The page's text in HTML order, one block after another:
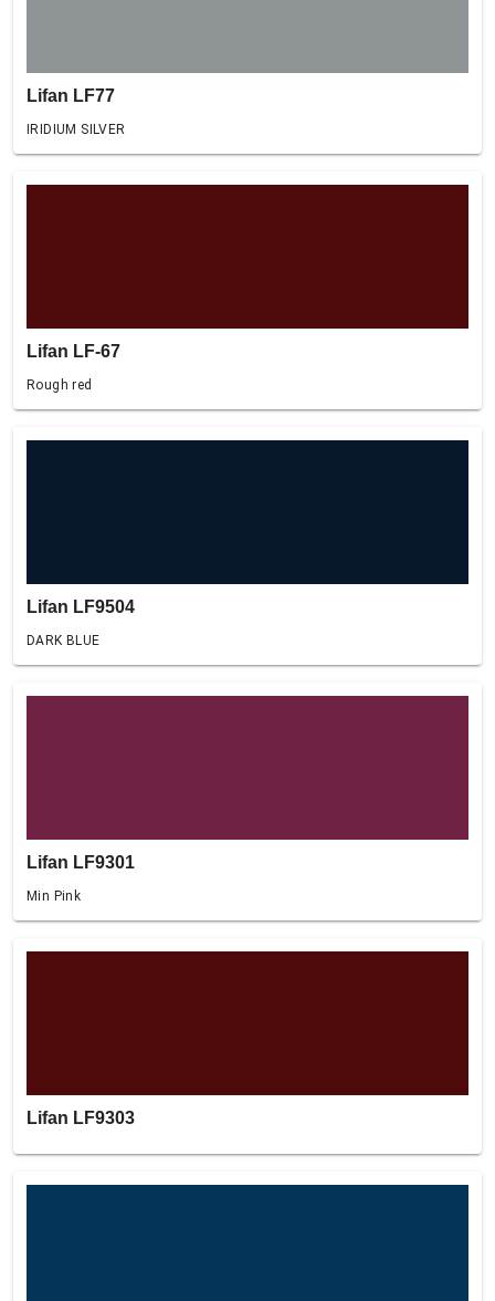
Lifan LF77
IRIDIUM SILVER
Lifan LF-67
Rough red
Lifan LF9504
DARK BLUE
Lifan LF9301
Min Pink
Lifan LF9303